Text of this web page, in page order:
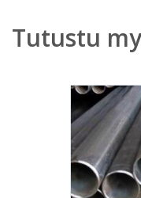
Tutustu